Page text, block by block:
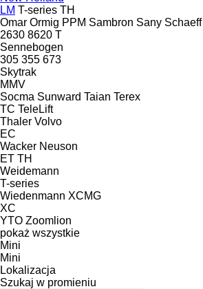
LM T-series TH
Omar Ormig PPM Sambron Sany Schaeff
2630 8620 T
Sennebogen
305 355 673
Skytrak
MMV
Socma Sunward Taian Terex
TC TeleLift
Thaler Volvo
EC
Wacker Neuson
ET TH
Weidemann
T-series
Wiedenmann XCMG
XC
YTO Zoomlion
pokaż wszystkie
Mini
Mini
Lokalizacja
Szukaj w promieniu